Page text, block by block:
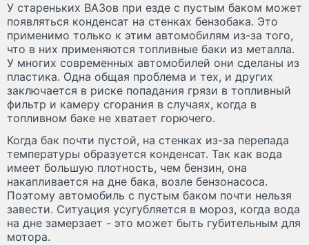
У стареньких ВАЗов при езде с пустым баком может
появляться конденсат на стенках бензобака. Это
применимо только к этим автомобилям из-за того,
что в них применяются топливные баки из металла.
У многих современных автомобилей они сделаны из
пластика. Одна общая проблема и тех, и других
заключается в риске попадания грязи в топливный
фильтр и камеру сгорания в случаях, когда в
топливном баке не хватает горючего.
Когда бак почти пустой, на стенках из-за перепада
температуры образуется конденсат. Так как вода
имеет большую плотность, чем бензин, она
накапливается на дне бака, возле бензонасоса.
Поэтому автомобиль с пустым баком почти нельзя
завести. Ситуация усугубляется в мороз, когда вода
на дне замерзает - это может быть губительным для
мотора.